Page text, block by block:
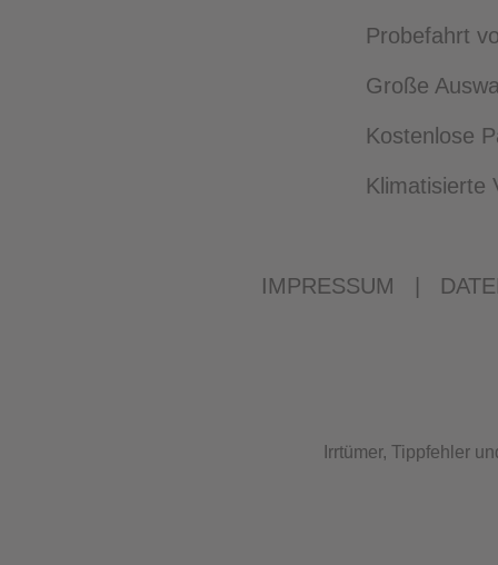
Probefahrt
Große
Kostenlose
Klimatisierte
IMPRESSUM
Irrtümer, Tippfehler